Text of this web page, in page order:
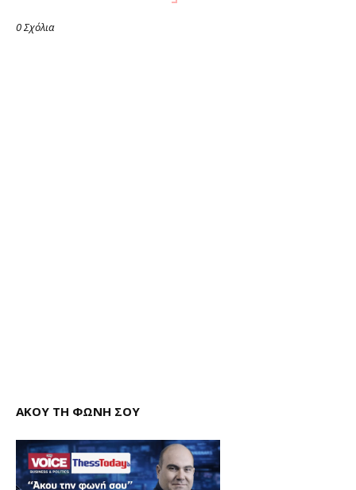
0 Σχόλια
ΑΚΟΥ ΤΗ ΦΩΝΗ ΣΟΥ